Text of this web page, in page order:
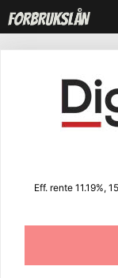
Hopp
til
innhold
Eff. rente 11.19%,